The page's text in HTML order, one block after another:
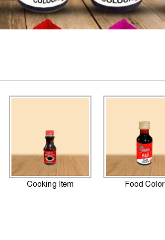
Cooking Item Food Color